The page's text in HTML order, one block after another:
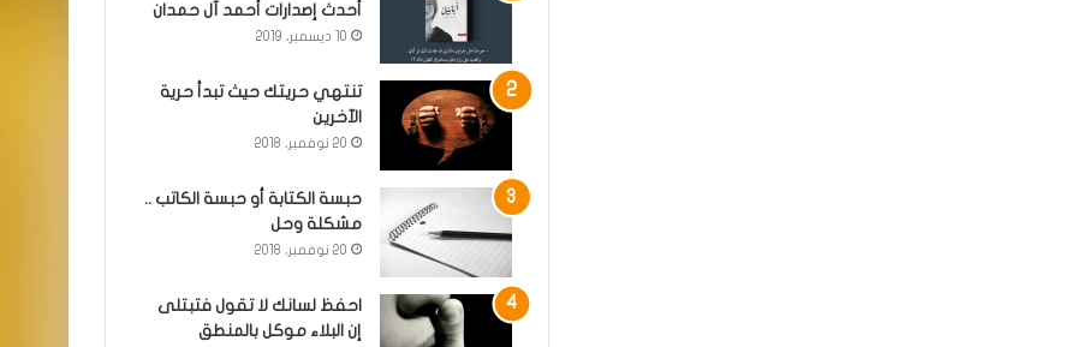
أحدث إصدارات أحمد آل حمدان
10 ديسمبر، 2019
تنتهي حريتك حيث تبدأ حرية
الآخرين
20 نوفمبر، 2018
حبسة الكتابة أو حبسة الكاتب ..
مشكلة وحل
20 نوفمبر، 2018
احفظ لسانك لا تقول فتبتلى
إن البلاء موكل بالمنطق